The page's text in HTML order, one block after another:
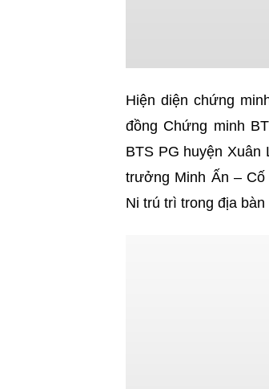
Hiện diện chứng
đồng Chứng minh
BTS PG huyện Xuân
trưởng Minh Ấn –
Ni trú trì trong địa